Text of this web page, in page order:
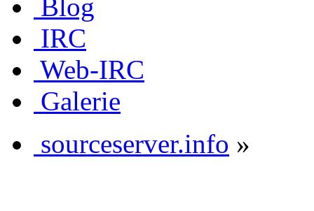
Blog
IRC
Web-IRC
Galerie
sourceserver.info »